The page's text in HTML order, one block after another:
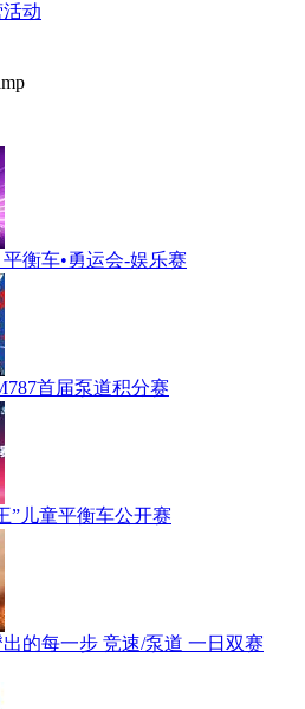
动
衡车•勇运会-娱乐赛
首届泵道积分赛
”儿童平衡车公开赛
的每一步 竞速/泵道 一日双赛